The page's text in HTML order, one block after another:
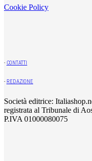
Cookie Policy
- CONTATTI
- REDAZIONE
Società editrice:
registrata al Tribunale di
P.IVA 01000080075